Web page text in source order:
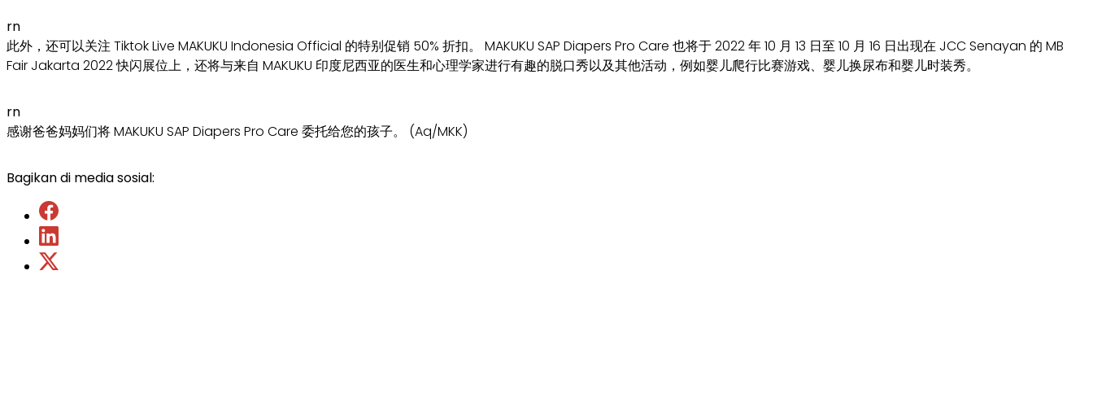
rn
此外，还可以关注 Tiktok Live MAKUKU Indonesia Official 的特别促销 50% 折扣。 MAKUKU SAP Diapers Pro Care 也将于 2022 年 10 月 13 日至 10 月 16 日出现在 JCC Senayan 的 MB
Fair Jakarta 2022 快闪展位上，还将与来自 MAKUKU 印度尼西亚的医生和心理学家进行有趣的脱口秀以及其他活动，例如婴儿爬行比赛游戏、婴儿换尿布和婴儿时装秀。
rn
感谢爸爸妈妈们将 MAKUKU SAP Diapers Pro Care 委托给您的孩子。 (Aq/MKK)
Bagikan di media sosial: